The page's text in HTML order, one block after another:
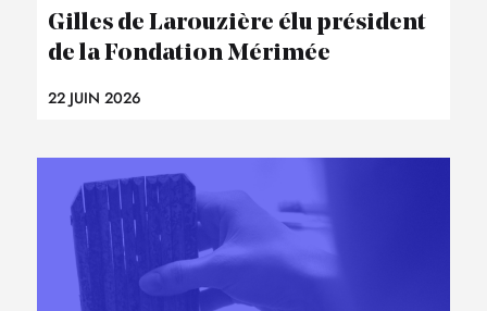
Gilles de Larouzière élu président
de la Fondation Mérimée
22 JUIN 2026